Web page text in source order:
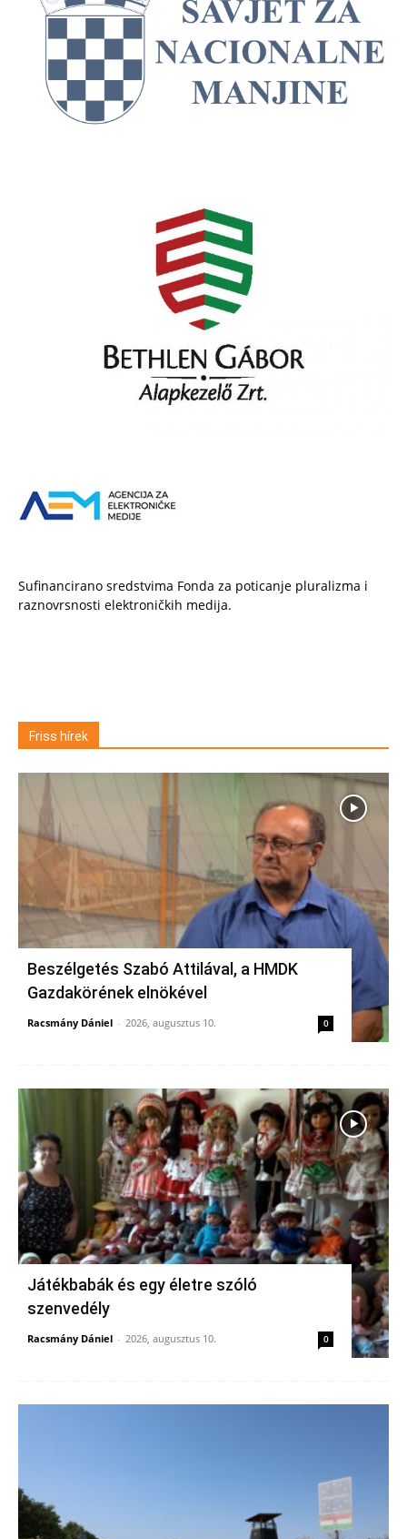
Sufinancirano sredstvima Fonda za poticanje pluralizma i
raznovrsnosti elektroničkih medija.
Friss hírek
Beszélgetés Szabó Attilával, a HMDK
Gazdakörének elnökével
Racsmány Dániel - 2026, augusztus 10. 0
Játékbabák és egy életre szóló
szenvedély
Racsmány Dániel - 2026, augusztus 10. 0